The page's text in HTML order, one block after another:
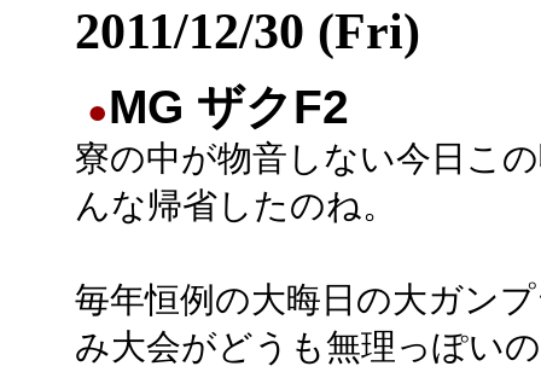
2011/12/30 (Fri)
●MG ザクF2
寮の中が物音しない今日こ
んな帰省したのね。
毎年恒例の大晦日の大ガン
み大会がどうも無理っぽい